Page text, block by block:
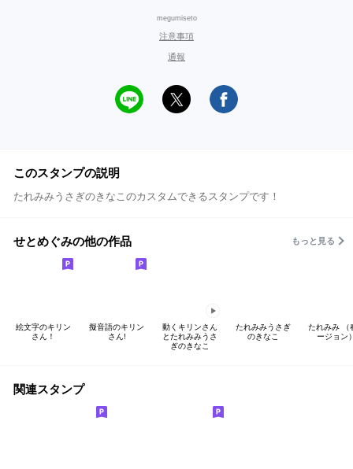
megumiseto
注意事項
通報
このスタンプの説明
たれみみうさぎのきなこのカスタムできるスタンプです！
せとめぐみの他の作品 もっと見る
絵文字のキリン
さん！
擬音語のキリン
さん!
動くキリンさん
とたれみみうさ
ぎのきなこ
たれみみうさぎ
のきなこ
たれみみ （
ージョン
関連スタンプ